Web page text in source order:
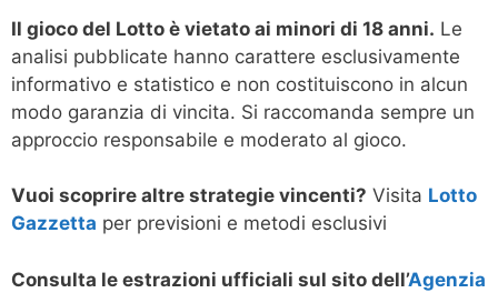
Il gioco del Lotto è vietato ai minori di 18 anni. Le
analisi pubblicate hanno carattere esclusivamente
informativo e statistico e non costituiscono in alcun
modo garanzia di vincita. Si raccomanda sempre un
approccio responsabile e moderato al gioco.
Vuoi scoprire altre strategie vincenti? Visita Lotto
Gazzetta per previsioni e metodi esclusivi
Consulta le estrazioni ufficiali sul sito dell’Agenzia